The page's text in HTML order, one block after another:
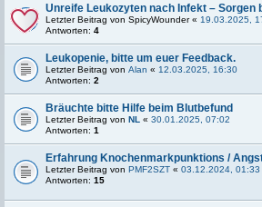
Unreife Leukozyten nach Infekt – Sorgen
Letzter Beitrag von SpicyWounder« 19.03.2025,
Antworten: 4
Leukopenie, bitte um euer Feedback.
Letzter Beitrag von Alan « 12.03.2025, 16:30
Antworten: 2
Bräuchte bitte Hilfe beim Blutbefund
Letzter Beitrag von NL « 30.01.2025, 07:02
Antworten: 1
Erfahrung Knochenmarkpunktions /
Letzter Beitrag von PMF2SZT « 03.12.2024, 01:33
Antworten: 15